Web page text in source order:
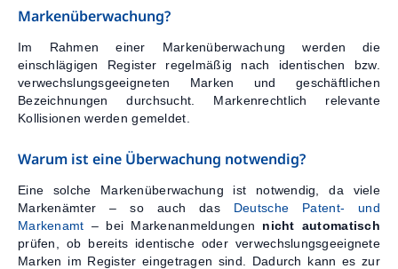
Stellenangebote
Kontakt
Markenüberwachung?
Im Rahmen einer Markenüberwachung werden die
einschlägigen Register regelmäßig nach identischen bzw.
verwechslungsgeeigneten Marken und geschäftlichen
Bezeichnungen durchsucht. Markenrechtlich relevante
Kollisionen werden gemeldet.
Warum ist eine Überwachung notwendig?
Eine solche Markenüberwachung ist notwendig, da viele
Markenämter – so auch das Deutsche Patent- und
Markenamt – bei Markenanmeldungen nicht automatisch
prüfen, ob bereits identische oder verwechslungsgeeignete
Marken im Register eingetragen sind. Dadurch kann es zur